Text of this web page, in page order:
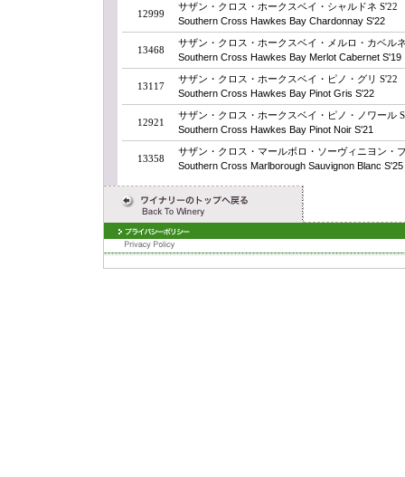
12999
サザン・クロス・ホークスベイ・シャルドネ S'22
Southern Cross Hawkes Bay Chardonnay S'22
13468
サザン・クロス・ホークスベイ・メルロ・カベル
Southern Cross Hawkes Bay Merlot Cabernet S'19
13117
サザン・クロス・ホークスベイ・ピノ・グリ S'22
Southern Cross Hawkes Bay Pinot Gris S'22
12921
サザン・クロス・ホークスベイ・ピノ・ノワール
Southern Cross Hawkes Bay Pinot Noir S'21
13358
サザン・クロス・マールボロ・ソーヴィニヨン・
Southern Cross Marlborough Sauvignon Blanc S'25